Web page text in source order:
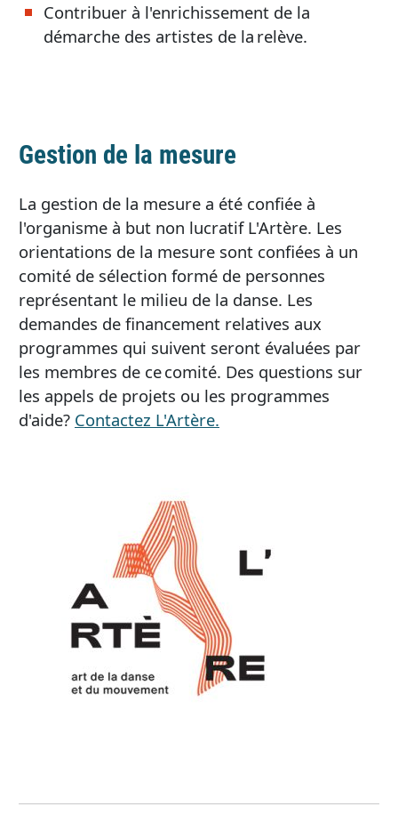
Contribuer à l'enrichissement de la
démarche des artistes de la relève.
Gestion de la mesure
La gestion de la mesure a été confiée à
l'organisme à but non lucratif L'Artère. Les
orientations de la mesure sont confiées à un
comité de sélection formé de personnes
représentant le milieu de la danse. Les
demandes de financement relatives aux
programmes qui suivent seront évaluées par
les membres de ce comité. Des questions sur
les appels de projets ou les programmes
d'aide? Contactez L'Artère.